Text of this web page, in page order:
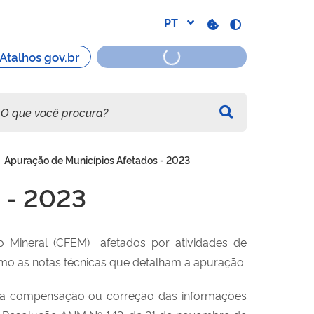
Apuração de Municípios Afetados - 2023
- 2023
Mineral (CFEM) afetados por atividades de
as notas técnicas que detalham a apuração.
compensação ou correção das informações